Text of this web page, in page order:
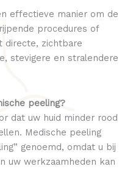
effectieve manier om de
procedures of
directe, zichtbare
stevigere en stralendere
peeling?
dat uw huid minder rood
Medische peeling
genoemd, omdat u bij
uw werkzaamheden kan